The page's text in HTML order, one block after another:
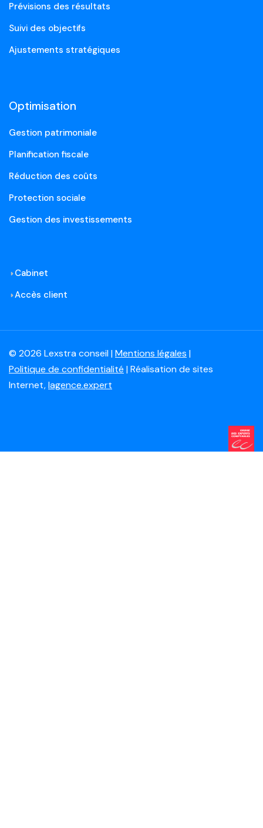
Prévisions des résultats
Suivi des objectifs
Ajustements stratégiques
Optimisation
Gestion patrimoniale
Planification fiscale
Réduction des coûts
Protection sociale
Gestion des investissements
Cabinet
Accès client
© 2026 Lexstra conseil |Mentions légales |
Politique de confidentialité | Réalisation de sites
Internet,lagence.expert